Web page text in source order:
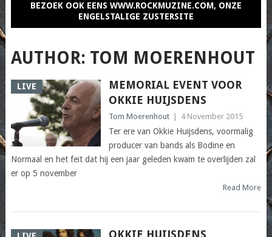
BEZOEK OOK EENS WWW.ROCKMUZINE.COM, ONZE
ENGELSTALIGE ZUSTERSITE
AUTHOR: TOM MOERENHOUT
LIVE
MEMORIAL EVENT VOOR
OKKIE HUIJSDENS
Tom Moerenhout 4 November 2015
Ter ere van Okkie Huijsdens, voormalig
producer van bands als Bodine en
Normaal en het feit dat hij een jaar geleden kwam te overlijden zal
er op 5 november
Read More